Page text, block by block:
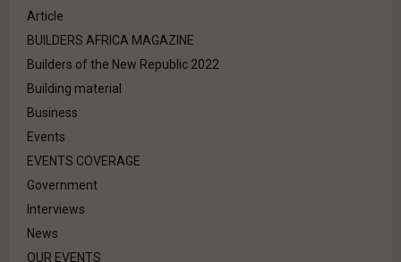
Article
BUILDERS AFRICA MAGAZINE
Builders of the New Republic 2022
Building material
Business
Events
EVENTS COVERAGE
Government
Interviews
News
OUR EVENTS